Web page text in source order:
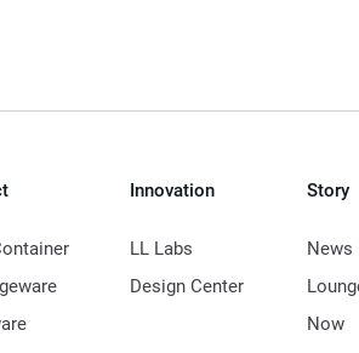
지
Innovation
LL Labs
Design Center
Story
News
Now